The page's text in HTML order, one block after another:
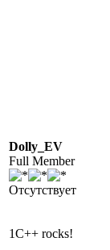
Dolly_EV
Full Member
Отсутствует
1C++ rocks!